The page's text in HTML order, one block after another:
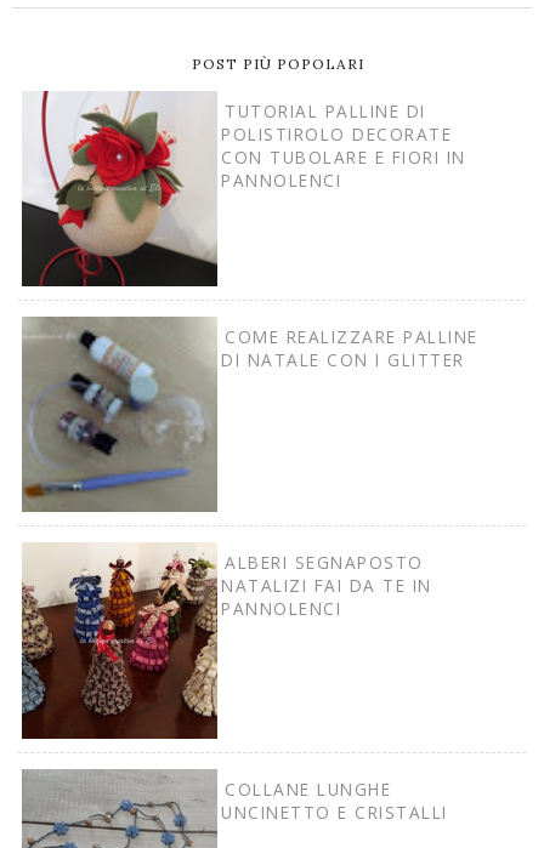
POST PIÙ POPOLARI
TUTORIAL PALLINE DI
POLISTIROLO DECORATE
CON TUBOLARE E FIORI IN
PANNOLENCI
COME REALIZZARE PALLINE
DI NATALE CON I GLITTER
ALBERI SEGNAPOSTO
NATALIZI FAI DA TE IN
PANNOLENCI
COLLANE LUNGHE
UNCINETTO E CRISTALLI